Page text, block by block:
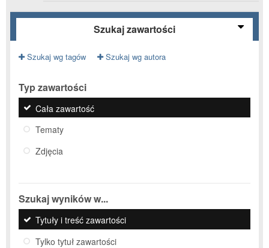
Szukaj zawartości
Szukaj wg tagów Szukaj wg autora
Typ zawartości
Cała zawartość
Tematy
Zdjęcia
Szukaj wyników w...
Tytuły i treść zawartości
Tylko tytuł zawartości